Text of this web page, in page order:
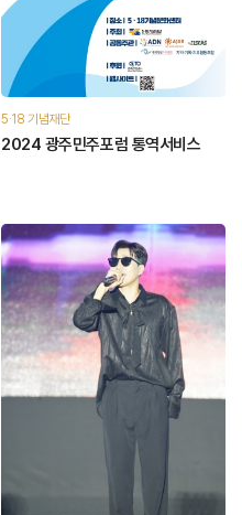
5·18 기념재단
2024 광주민주포럼 통역서비스